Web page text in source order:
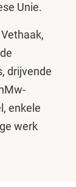
Unie.
drijvende
enkele
werk